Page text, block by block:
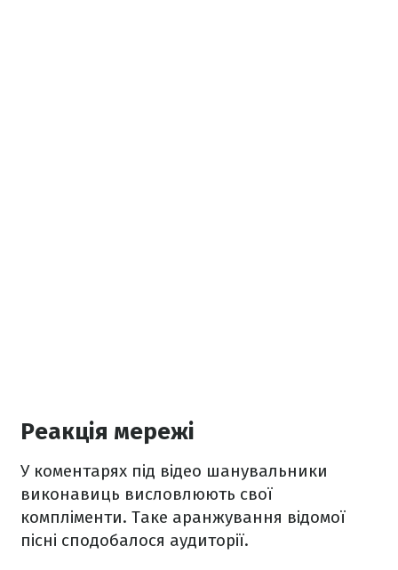
Реакція мережі
У коментарях під відео шанувальники
виконавиць висловлюють свої
компліменти. Таке аранжування відомої
пісні сподобалося аудиторії.